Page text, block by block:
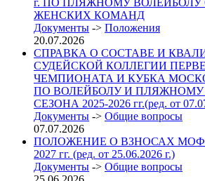
г. ПО ПЛЯЖНОМУ
ЖЕНСКИХ КОМАНД
Документы -> Положения
20.07.2026
СПРАВКА О СОСТАВЕ И
СУДЕЙСКОЙ КОЛЛЕГИИ
ЧЕМПИОНАТА И КУБКА
ПО ВОЛЕЙБОЛУ И ПЛЯЖНОМУ
СЕЗОНА 2025-2026 гг.(ред. от
Документы -> Общие вопросы
07.07.2026
ПОЛОЖЕНИЕ О ВЗНОСАХ
2027 гг. (ред. от 25.06.2026 г.)
Документы -> Общие вопросы